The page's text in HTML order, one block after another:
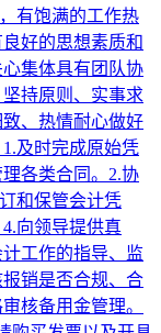
有饱满的工作热
好的思想素质和
集体具有团队协
持原则、实事求
、热情耐心做好
及时完成原始凭
各类合同。2.协
和保管会计凭
向领导提供真
工作的指导、监
销是否合规、合
核备用金管理。